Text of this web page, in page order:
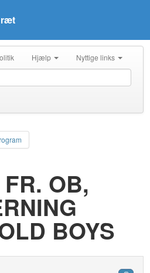
Hjælp Nyttige links
OB,
BOYS